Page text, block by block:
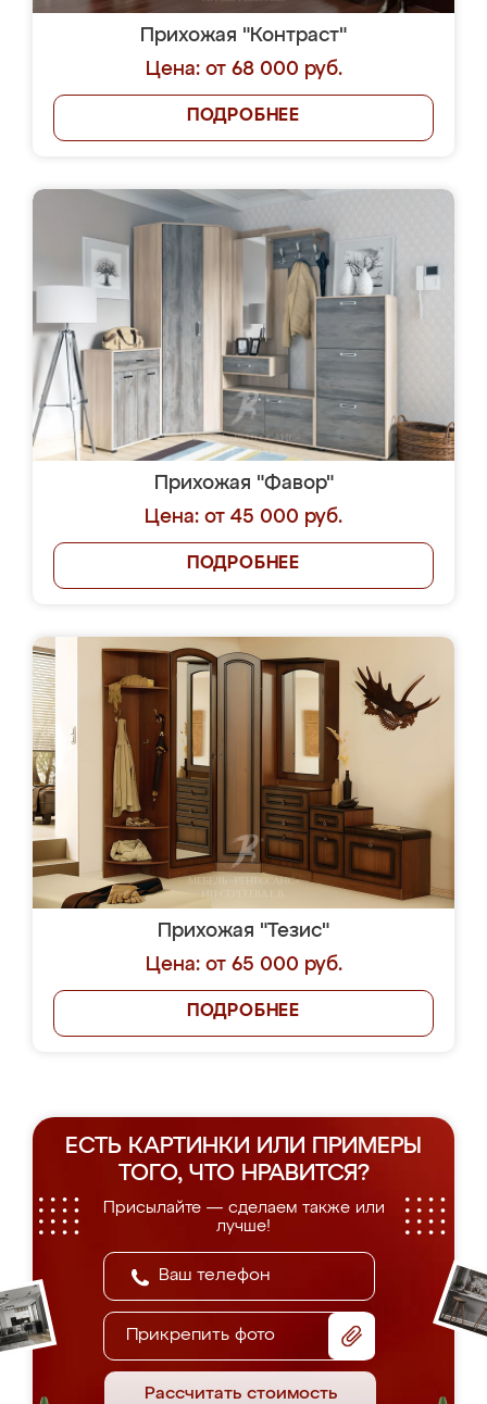
Прихожая "Контраст"
Цена: от 68 000 руб.
ПОДРОБНЕЕ
Прихожая "Фавор"
Цена: от 45 000 руб.
ПОДРОБНЕЕ
Прихожая "Тезис"
Цена: от 65 000 руб.
ПОДРОБНЕЕ
ЕСТЬ КАРТИНКИ ИЛИ ПРИМЕРЫ
ТОГО, ЧТО НРАВИТСЯ?
Присылайте — сделаем также или
лучше!
Прикрепить фото
Рассчитать стоимость